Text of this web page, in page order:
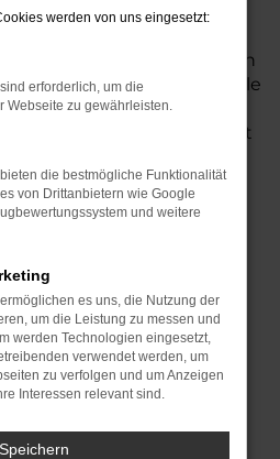
geschätzt. Dieses
bietet ein exzellentes
Wer im Autohaus Lisson
einige besondere Vorteile
existiert seit 1974,
und seit
beheimatet. Aus
uns nicht weit. Bestimmt
uns gehört – wir laden
kennen zu lernen.
Sie auf Wunsch als
Hinzu kommen
Jahreswagen, die unser
werden von uns eingesetzt:
erforderlich, um die
Webseite zu gewährleisten.
die bestmögliche Funktionalität
von Drittanbietern wie Google
und weitere
es uns, die Nutzung der
um die Leistung zu messen und
werden Technologien eingesetzt,
verwendet werden, um
zu verfolgen und um Anzeigen
Interessen relevant sind.
Speichern